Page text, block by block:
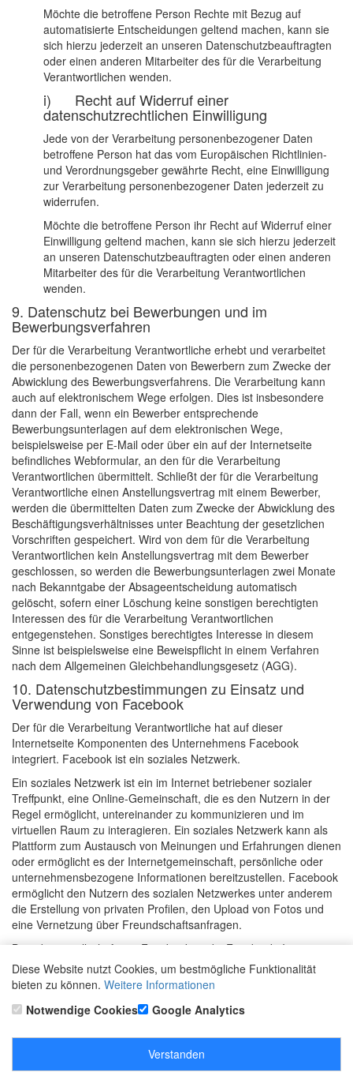
Diese Website nutzt Cookies, um bestmögliche Funktionalität
bieten zu können. Weitere Informationen
Notwendige Cookies
Google Analytics
Verstanden
Möchte die betroffene Person Rechte mit Bezug auf
automatisierte Entscheidungen geltend machen, kann sie
sich hierzu jederzeit an unseren Datenschutzbeauftragten
oder einen anderen Mitarbeiter des für die Verarbeitung
Verantwortlichen wenden.
i) Recht auf Widerruf einer
datenschutzrechtlichen Einwilligung
Jede von der Verarbeitung personenbezogener Daten
betroffene Person hat das vom Europäischen Richtlinien-
und Verordnungsgeber gewährte Recht, eine Einwilligung
zur Verarbeitung personenbezogener Daten jederzeit zu
widerrufen.
Möchte die betroffene Person ihr Recht auf Widerruf einer
Einwilligung geltend machen, kann sie sich hierzu jederzeit
an unseren Datenschutzbeauftragten oder einen anderen
Mitarbeiter des für die Verarbeitung Verantwortlichen
wenden.
9. Datenschutz bei Bewerbungen und im
Bewerbungsverfahren
Der für die Verarbeitung Verantwortliche erhebt und verarbeitet
die personenbezogenen Daten von Bewerbern zum Zwecke der
Abwicklung des Bewerbungsverfahrens. Die Verarbeitung kann
auch auf elektronischem Wege erfolgen. Dies ist insbesondere
dann der Fall, wenn ein Bewerber entsprechende
Bewerbungsunterlagen auf dem elektronischen Wege,
beispielsweise per E-Mail oder über ein auf der Internetseite
befindliches Webformular, an den für die Verarbeitung
Verantwortlichen übermittelt. Schließt der für die Verarbeitung
Verantwortliche einen Anstellungsvertrag mit einem Bewerber,
werden die übermittelten Daten zum Zwecke der Abwicklung des
Beschäftigungsverhältnisses unter Beachtung der gesetzlichen
Vorschriften gespeichert. Wird von dem für die Verarbeitung
Verantwortlichen kein Anstellungsvertrag mit dem Bewerber
geschlossen, so werden die Bewerbungsunterlagen zwei Monate
nach Bekanntgabe der Absageentscheidung automatisch
gelöscht, sofern einer Löschung keine sonstigen berechtigten
Interessen des für die Verarbeitung Verantwortlichen
entgegenstehen. Sonstiges berechtigtes Interesse in diesem
Sinne ist beispielsweise eine Beweispflicht in einem Verfahren
nach dem Allgemeinen Gleichbehandlungsgesetz (AGG).
10. Datenschutzbestimmungen zu Einsatz und
Verwendung von Facebook
Der für die Verarbeitung Verantwortliche hat auf dieser
Internetseite Komponenten des Unternehmens Facebook
integriert. Facebook ist ein soziales Netzwerk.
Ein soziales Netzwerk ist ein im Internet betriebener sozialer
Treffpunkt, eine Online-Gemeinschaft, die es den Nutzern in der
Regel ermöglicht, untereinander zu kommunizieren und im
virtuellen Raum zu interagieren. Ein soziales Netzwerk kann als
Plattform zum Austausch von Meinungen und Erfahrungen dienen
oder ermöglicht es der Internetgemeinschaft, persönliche oder
unternehmensbezogene Informationen bereitzustellen. Facebook
ermöglicht den Nutzern des sozialen Netzwerkes unter anderem
die Erstellung von privaten Profilen, den Upload von Fotos und
eine Vernetzung über Freundschaftsanfragen.
Betreibergesellschaft von Facebook ist die Facebook, Inc., 1
Hacker Way, Menlo Park, CA 94025, USA. Für die Verarbeitung
personenbezogener Daten Verantwortlicher ist, wenn eine
Facebook Ireland Ltd., 4 Grand Canal Square, Grand Canal
Durch jeden Aufruf einer der Einzelseiten dieser Internetseite, die
durch den für die Verarbeitung Verantwortlichen betrieben wird